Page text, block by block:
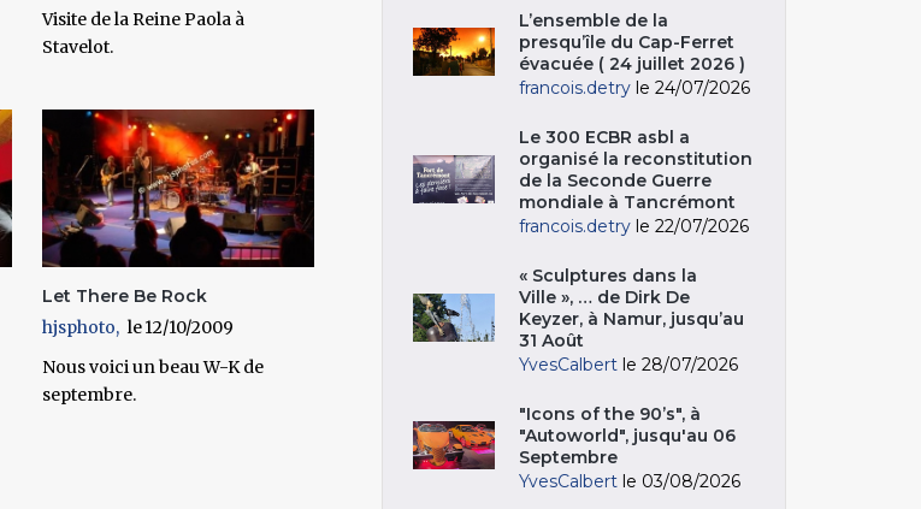
Visite de la Reine Paola à
Stavelot.
Let There Be Rock
hjsphoto
12/10/2009
Nous voici un beau W-K de
septembre.
L’ensemble de la
presqu’île du Cap-Ferret
évacuée ( 24 juillet 2026 )
francois.detry le 24/07/2026
Le 300 ECBR asbl a
organisé la reconstitution
de la Seconde Guerre
mondiale à Tancrémont
francois.detry le 22/07/2026
« Sculptures dans la
Ville », … de Dirk De
Keyzer, à Namur, jusqu’au
31 Août
YvesCalbert le 28/07/2026
"Icons of the 90’s", à
"Autoworld", jusqu'au 06
Septembre
YvesCalbert le 03/08/2026